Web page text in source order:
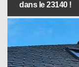
dans le 23140 !